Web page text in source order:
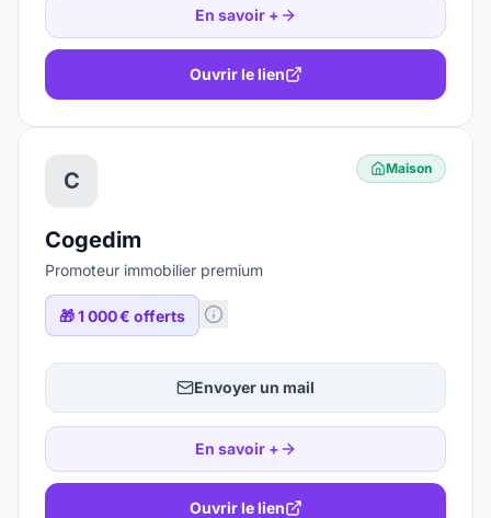
En savoir +
Ouvrir le lien
C Maison
Cogedim
Promoteur immobilier premium
🎁1 000 € offerts
Envoyer un mail
En savoir +
Ouvrir le lien